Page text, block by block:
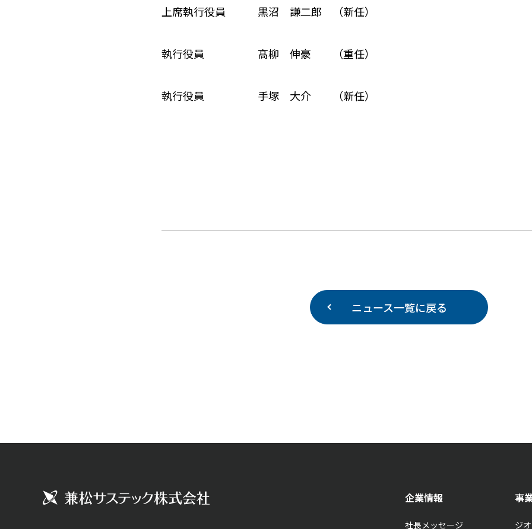
上席執行役員 黒沼 謙二郎 （新任）
執行役員 髙柳 伸豪 （重任）
執行役員 手塚 大介 （新任）
ニュース一覧に戻る
企業情報
社長メッセージ
事
ジ